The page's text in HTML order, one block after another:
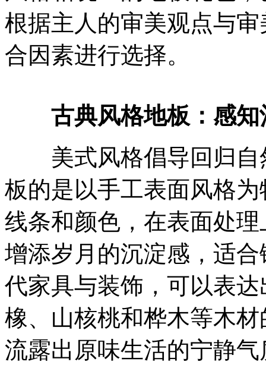
根据主人的审美观点与
合因素进行选择。
古典风格地板：感知
美式风格倡导回归自
板的是以手工表面风格
线条和颜色，在表面处
增添岁月的沉淀感，适
代家具与装饰，可以表
橡、山核桃和桦木等木
流露出原味生活的宁静